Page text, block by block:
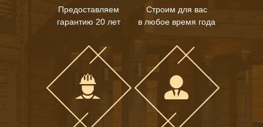
Предоставляем
гарантию 20 лет
Строим для вас
в любое время года